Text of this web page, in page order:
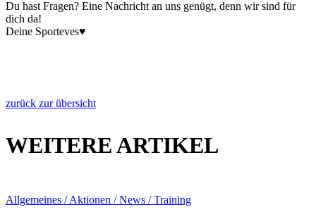
Du hast Fragen? Eine Nachricht an uns genügt, denn wir sind für
dich da!
Deine Sporteves♥️
zurück zur übersicht
WEITERE ARTIKEL
Allgemeines / Aktionen / News / Training